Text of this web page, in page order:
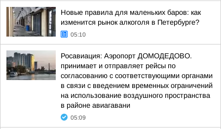
Новые правила для маленьких баров: как
изменится рынок алкоголя в Петербурге?
05:10
Росавиация: Аэропорт ДОМОДЕДОВО.
принимает и отправляет рейсы по
согласованию с соответствующими органами
в связи с введением временных ограничений
на использование воздушного пространства
в районе авиагавани
05:09